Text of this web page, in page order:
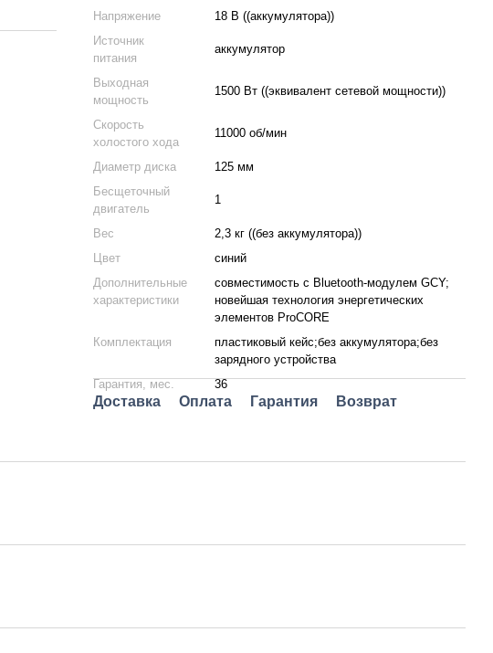
Напряжение
18 В ((аккумулятора))
Источник
питания
аккумулятор
Выходная
мощность
1500 Вт ((эквивалент сетевой мощности))
Скорость
холостого хода
11000 об/мин
Диаметр диска
125 мм
Бесщеточный
двигатель
1
Вес
2,3 кг ((без аккумулятора))
Цвет
синий
Дополнительные
характеристики
совместимость с Bluetooth-модулем GCY;
новейшая технология энергетических
элементов ProCORE
Комплектация
пластиковый кейс;без аккумулятора;без
зарядного устройства
Гарантия, мес.
36
Доставка Оплата Гарантия Возврат